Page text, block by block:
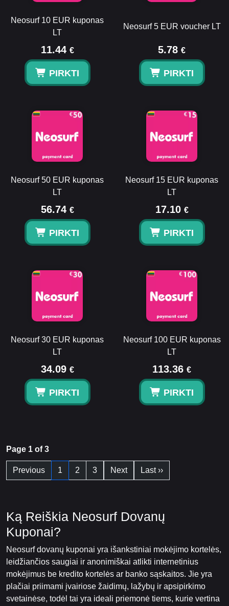
Neosurf 10 EUR kuponas
LT
11.44 €
PIRKTI
Neosurf 5 EUR voucher LT
5.78 €
PIRKTI
Neosurf 50 EUR kuponas
LT
56.74 €
PIRKTI
Neosurf 15 EUR kuponas
LT
17.10 €
PIRKTI
Neosurf 30 EUR kuponas
LT
34.09 €
PIRKTI
Neosurf 100 EUR kuponas
LT
113.36 €
PIRKTI
Page 1 of 3
Previous 1 2 3 Next Last ››
Ką Reiškia Neosurf Dovanų
Kuponai?
Neosurf dovanų kuponai yra išankstiniai mokėjimo kortelės,
leidžiančios saugiai ir anonimiškai atlikti internetinius
mokėjimus be kredito kortelės ar banko sąskaitos. Jie yra
plačiai priimami įvairiose žaidimų, lažybų ir apsipirkimo
svetainėse, todėl tai yra ideali priemonė tiems, kurie vertina